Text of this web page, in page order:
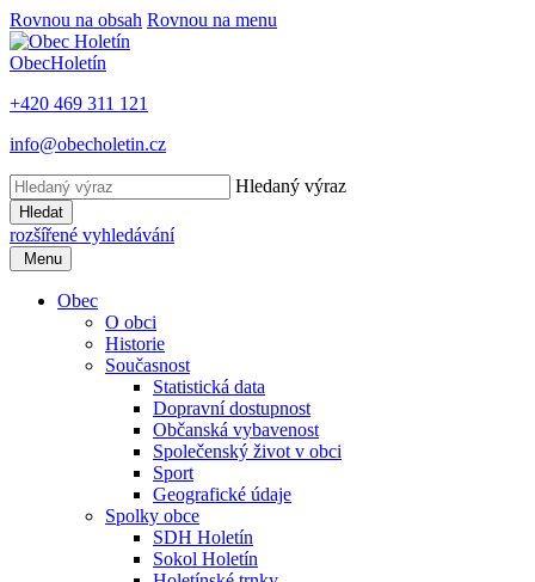
Rovnou na obsah Rovnou na menu
ObecHoletín
+420 469 311 121
info@obecholetin.cz
Hledaný výraz
Hledat
rozšířené vyhledávání
Menu
Obec
O obci
Historie
Současnost
Statistická data
Dopravní dostupnost
Občanská vybavenost
Společenský život v obci
Sport
Geografické údaje
Spolky obce
SDH Holetín
Sokol Holetín